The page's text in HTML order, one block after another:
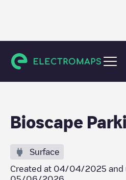
Gent
Bioscape
Surface
Created at 04/04/2025 and